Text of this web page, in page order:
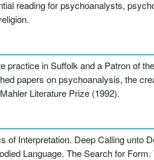
reading for psychoanalysts,
practice in Suffolk and a Patron of
papers on psychoanalysis, the
Literature Prize (1992).
of Interpretation. Deep Calling
Language. The Search for